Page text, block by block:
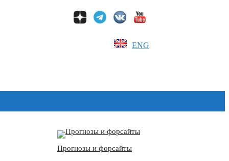
ENG
Прогнозы и форсайты